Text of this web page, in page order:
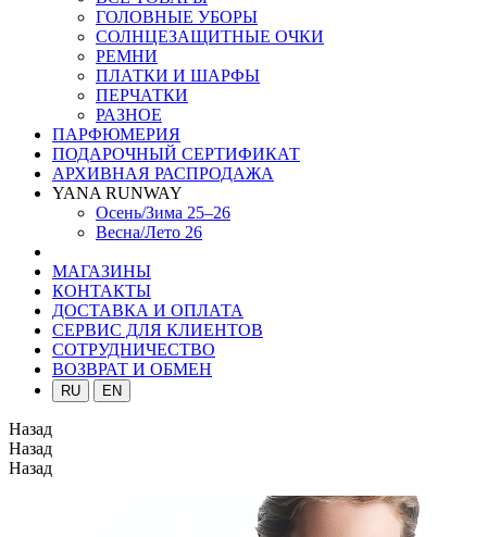
ГОЛОВНЫЕ УБОРЫ
СОЛНЦЕЗАЩИТНЫЕ ОЧКИ
РЕМНИ
ПЛАТКИ И ШАРФЫ
ПЕРЧАТКИ
РАЗНОЕ
ПАРФЮМЕРИЯ
ПОДАРОЧНЫЙ СЕРТИФИКАТ
АРХИВНАЯ РАСПРОДАЖА
YANA RUNWAY
Осень/Зима 25–26
Весна/Лето 26
МАГАЗИНЫ
КОНТАКТЫ
ДОСТАВКА И ОПЛАТА
СЕРВИС ДЛЯ КЛИЕНТОВ
СОТРУДНИЧЕСТВО
ВОЗВРАТ И ОБМЕН
RU EN
Назад
Назад
Назад